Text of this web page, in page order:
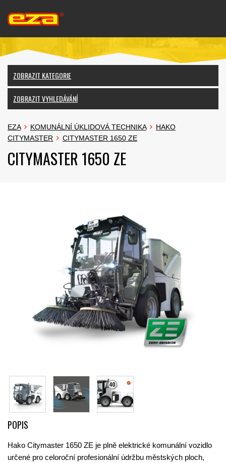
ZOBRAZIT KATEGORIE
ZOBRAZIT VYHLEDÁVÁNÍ
EZA KOMUNÁLNÍ ÚKLIDOVÁ TECHNIKA
HAKO
CITYMASTER
CITYMASTER 1650 ZE
CITYMASTER 1650 ZE
POPIS
Hako Citymaster 1650 ZE je plně elektrické komunální vozidlo
určené pro celoroční profesionální údržbu městských ploch,